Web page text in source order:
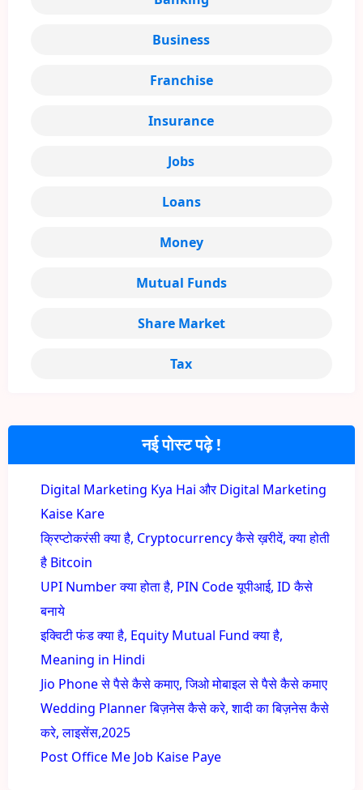
नई पोस्ट पढ़े !
Digital Marketing Kya Hai और Digital Marketing
Kaise Kare
क्रिप्टोकरंसी क्या है, Cryptocurrency कैसे ख़रीदें, क्या होती
है Bitcoin
UPI Number क्या होता है, PIN Code यूपीआई, ID कैसे
बनाये
इक्विटी फंड क्या है, Equity Mutual Fund क्या है,
Meaning in Hindi
Jio Phone से पैसे कैसे कमाए, जिओ मोबाइल से पैसे कैसे कमाए
Wedding Planner बिज़नेस कैसे करे, शादी का बिज़नेस कैसे
करे, लाइसेंस,2025
Post Office Me Job Kaise Paye
Business
Franchise
Insurance
Jobs
Loans
Money
Mutual Funds
Share Market
Tax